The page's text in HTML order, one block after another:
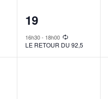
1
event,
19
16h30- 18h00
LE RETOUR DU 92,5